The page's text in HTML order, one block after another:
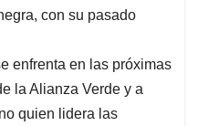
con su pasado
enfrenta en las próximas
la Alianza Verde y a
quien lidera las